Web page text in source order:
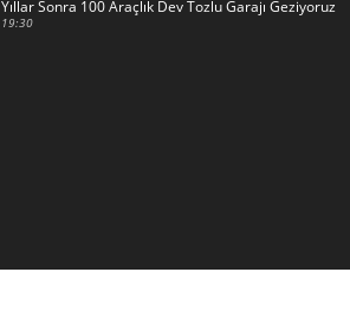
Yıllar Sonra 100 Araçlık Dev Tozlu Garajı Geziyoruz
19:30